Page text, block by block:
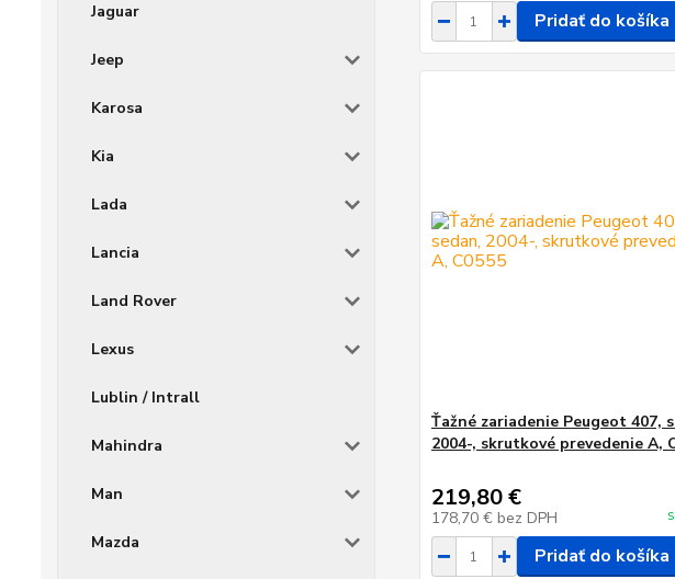
Jaguar
Jeep
Karosa
Kia
Lada
Lancia
Land Rover
Lexus
Lublin / Intrall
Mahindra
Man
Mazda
Pridať do košíka
Ťažné zariadenie Peugeot 407,
2004-, skrutkové prevedenie A,
219,80 €
178,70 € bez DPH
Pridať do košíka